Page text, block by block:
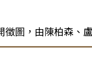
圖，由陳柏森、